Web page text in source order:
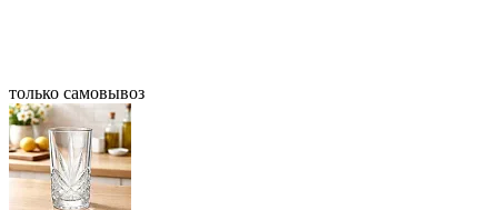
только самовывоз